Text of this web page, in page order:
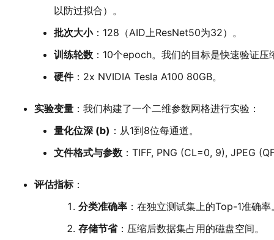
以防过拟合）。
批次大小：128（AID上ResNet50为32）。
训练轮数 ：10个epoch。我们的目标是快速验证
硬件：2x NVIDIA Tesla A100 80GB。
实验变量 ：我们构建了一个二维参数网格进行实验：
量化位深 (b) ：从1到8位每通道。
文件格式与参数 ：TIFF, PNG (CL=0, 9), JPEG
评估指标：
分类准确率 ：在独立测试集上的Top-1准确率
存储节省：压缩后数据集占用的磁盘空间。